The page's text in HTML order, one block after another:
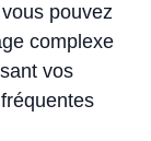
pouvez
complexe
vos